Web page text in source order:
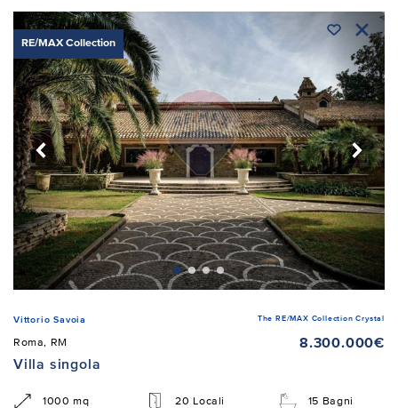
RE/MAX Collection
Vittorio Savoia The RE/MAX Collection Crystal
Roma, RM
8.300.000€
Villa singola
1000 mq 20 Locali 15 Bagni